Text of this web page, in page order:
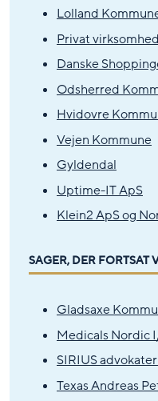
Lolland
Privat virksomhed
Danske
Odsherred
Hvidovre
Vejen Kommune
Gyldendal
Uptime-IT ApS
Klein2 ApS og
SAGER, DER FORTSAT
Gladsaxe
Medicals Nordic
SIRIUS
Texas Andreas